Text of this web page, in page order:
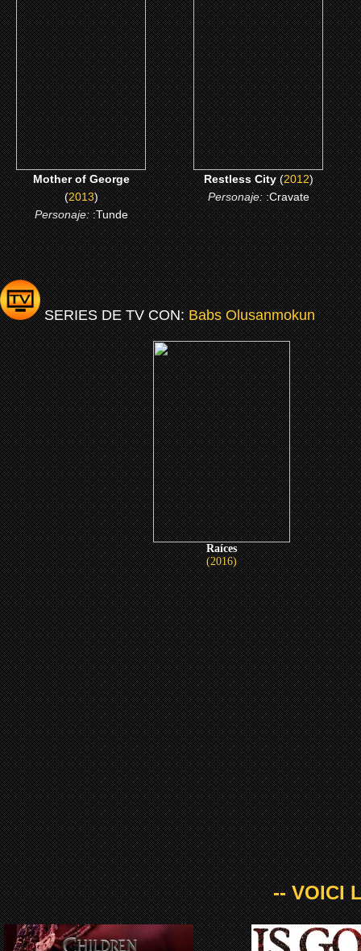
Mother of George
CLICK ME
Mother of George
(2013)
Personaje::Tunde
Restless City
CLICK ME
Restless City(2012)
Personaje::Cravate
SERIES DE TV CON:Babs Olusanmokun
Raíces
(2016)
-- VOICI